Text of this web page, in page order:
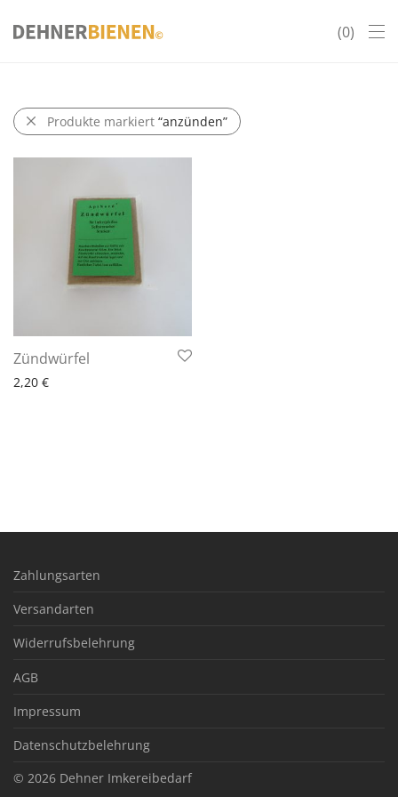
0
Produkte markiert “anzünden”
Zündwürfel
2,20 €
Zahlungsarten
Versandarten
Widerrufsbelehrung
AGB
Impressum
Datenschutzbelehrung
© 2026 Dehner Imkereibedarf